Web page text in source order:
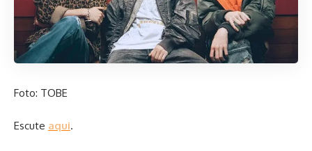
Foto: TOBE
Escute aqui.